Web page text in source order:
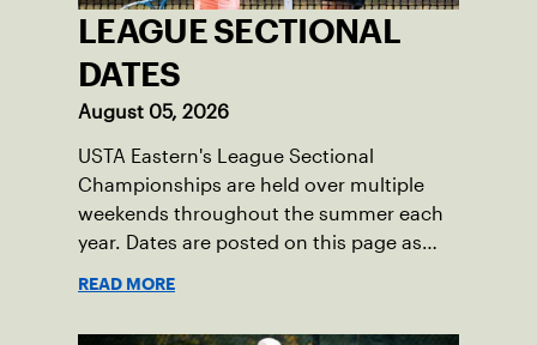
LEAGUE SECTIONAL
DATES
August 05, 2026
USTA Eastern's League Sectional
Championships are held over multiple
weekends throughout the summer each
year. Dates are posted on this page as
READ MORE